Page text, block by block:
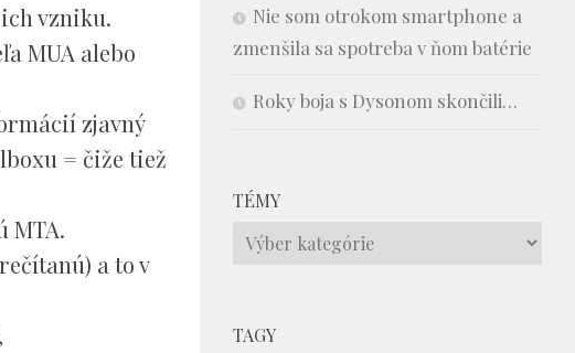
vzniku.
MUA alebo
zjavný
= čiže tiež
MTA.
a to v
Nie som otrokom smartphone a
zmenšila sa spotreba v ňom batérie
Roky boja s Dysonom skončili…
TÉMY
Témy
TAGY